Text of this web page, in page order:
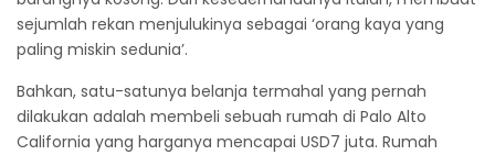
sejumlah rekan menjulukinya sebagai ‘orang kaya yang
paling miskin sedunia’.
Bahkan, satu-satunya belanja termahal yang pernah
dilakukan adalah membeli sebuah rumah di Palo Alto
California yang harganya mencapai USD7 juta. Rumah